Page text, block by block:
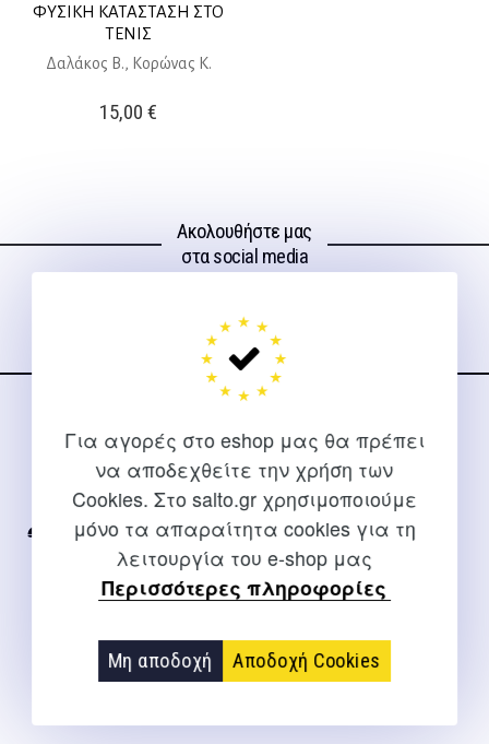
Για αγορές στο eshop μας θα πρέπει
να αποδεχθείτε την χρήση των
Cookies. Στο salto.gr χρησιμοποιούμε
μόνο τα απαραίτητα cookies για τη
λειτουργία του e-shop μας
Περισσότερες πληροφορίες
Μη αποδοχή Αποδοχή Cookies
ΦΥΣΙΚΗ ΚΑΤΑΣΤΑΣΗ ΣΤΟ
ΤΕΝΙΣ
Δαλάκος Β., Κορώνας Κ.
15,00€
Ακολουθήστε μας
στα social media
ΕΠΙΚΟΙΝΩΝΊΑ
Για διευκρινίσεις και υποστήριξη παραγγελιών μέσω του
Internet
2310 267108
info@salto.gr